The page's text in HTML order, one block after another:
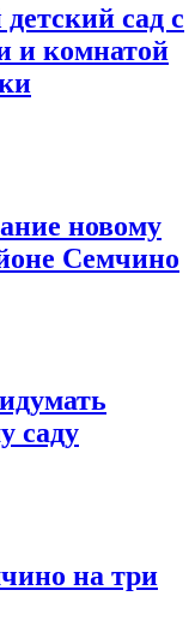
сад с
и комнатой
новому
Семчино
саду
на три